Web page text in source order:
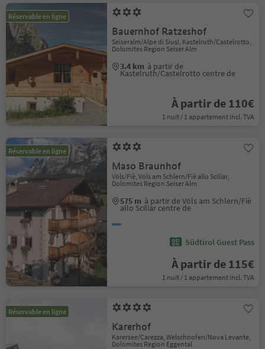
Réservable en ligne
Bauernhof Ratzeshof
Seiseralm/Alpe di Siusi, Kastelruth/Castelrotto,
Dolomites Region Seiser Alm
3.4 km à partir de
Kastelruth/Castelrotto centre de
À partir de 110€
1 nuit / 1 appartement incl. TVA
Réservable en ligne
Maso Braunhof
Völs/Fiè, Völs am Schlern/Fiè allo Sciliar,
Dolomites Region Seiser Alm
575 m à partir de Völs am Schlern/Fiè
allo Sciliar centre de
Südtirol Guest Pass
À partir de 115€
1 nuit / 1 appartement incl. TVA
Réservable en ligne
Karerhof
Karersee/Carezza, Welschnofen/Nova Levante,
Dolomites Region Eggental